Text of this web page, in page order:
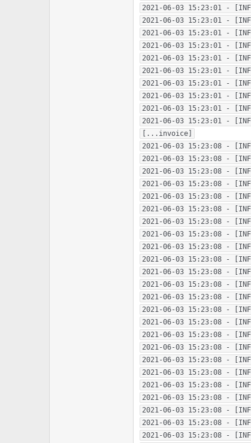
2021-06-03 15:23:01 -
2021-06-03 15:23:01 -
2021-06-03 15:23:01 -
2021-06-03 15:23:01 -
2021-06-03 15:23:01 -
2021-06-03 15:23:01 -
2021-06-03 15:23:01 -
2021-06-03 15:23:01 -
2021-06-03 15:23:01 -
2021-06-03 15:23:01 -
[...invoice]
2021-06-03 15:23:08 -
2021-06-03 15:23:08 -
2021-06-03 15:23:08 -
2021-06-03 15:23:08 -
2021-06-03 15:23:08 -
2021-06-03 15:23:08 -
2021-06-03 15:23:08 -
2021-06-03 15:23:08 -
2021-06-03 15:23:08 -
2021-06-03 15:23:08 -
2021-06-03 15:23:08 -
2021-06-03 15:23:08 -
2021-06-03 15:23:08 -
2021-06-03 15:23:08 -
2021-06-03 15:23:08 -
2021-06-03 15:23:08 -
2021-06-03 15:23:08 -
2021-06-03 15:23:08 -
2021-06-03 15:23:08 -
2021-06-03 15:23:08 -
2021-06-03 15:23:08 -
2021-06-03 15:23:08 -
2021-06-03 15:23:08 -
2021-06-03 15:23:08 -